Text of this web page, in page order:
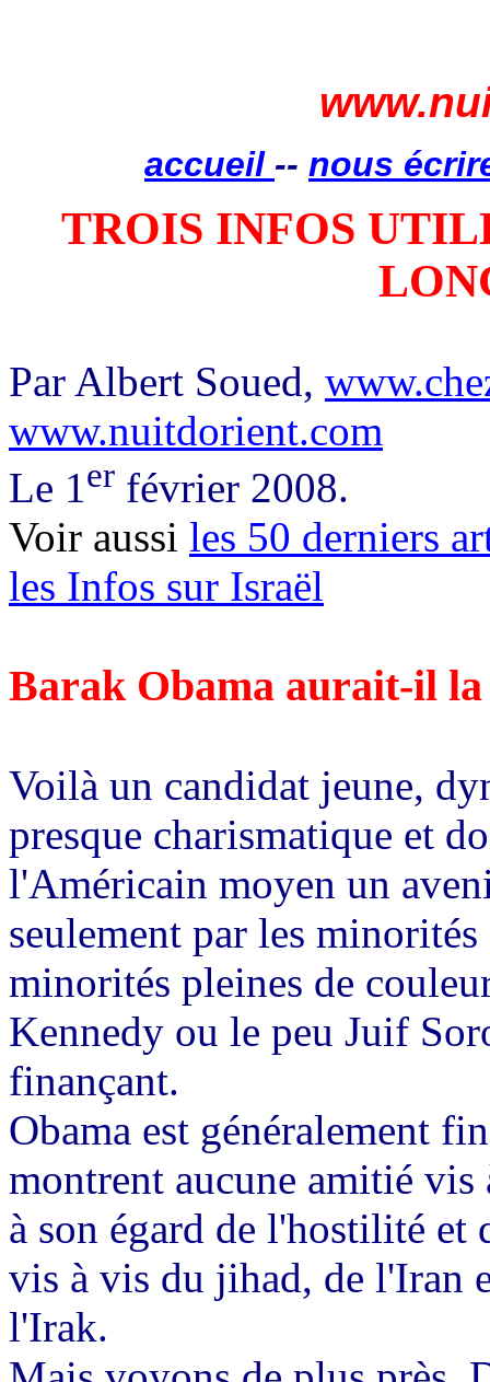
accueil -- nous
TROIS INFOS
Par Albert Soued,
www.nuitdorient.com
Le 1er février 2008.
Voir aussi les 50 derniers
les Infos sur Israël
Barak Obama aurait-il
Voilà un candidat jeune,
presque charismatique et
l'Américain moyen un
seulement par les
minorités pleines de
Kennedy ou le peu Juif
finançant.
Obama est généralement
montrent aucune amitié
à son égard de l'hostilité et
vis à vis du jihad, de l'Iran
l'Irak.